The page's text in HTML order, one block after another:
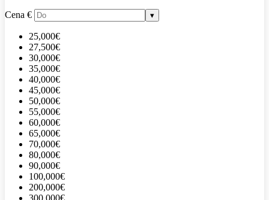
Cena € ▾
25,000€
27,500€
30,000€
35,000€
40,000€
45,000€
50,000€
55,000€
60,000€
65,000€
70,000€
80,000€
90,000€
100,000€
200,000€